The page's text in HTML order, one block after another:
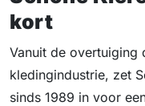
kort
Vanuit de overtuiging
kledingindustrie, zet
sinds 1989 in voor